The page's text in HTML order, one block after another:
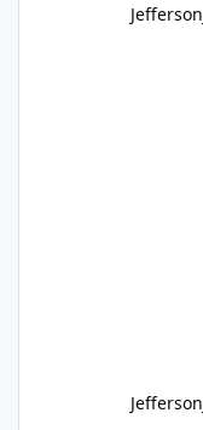
Jefferson
Jefferson